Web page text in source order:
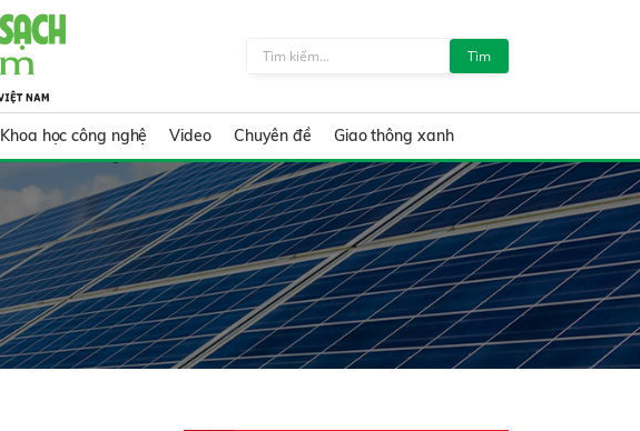
Tìm
Khoa học công nghệ Video Chuyên đề Giao thông xanh